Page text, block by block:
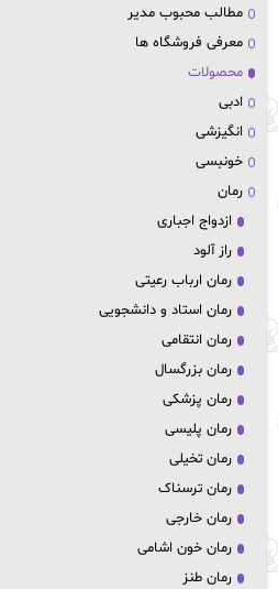
مطالب محبوب مدیر
معرفی فروشگاه ها
محصولات
ادبی
انگیزشی
خونبسی
رمان
ازدواج اجباری
راز آلود
رمان ارباب رعیتی
رمان استاد و دانشجویی
رمان انتقامی
رمان بزرگسال
رمان پزشکی
رمان پلیسی
رمان تخیلی
رمان ترسناک
رمان خارجی
رمان خون اشامی
رمان طنز